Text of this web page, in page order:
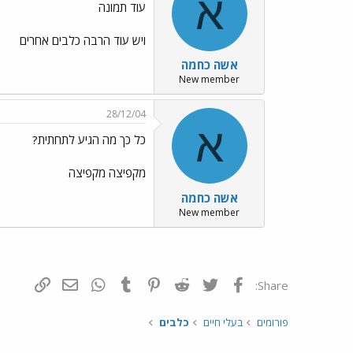
א
אשה כחמה
New member
עוד תמונה
ויש עוד הרבה כלבים אחרים
א
אשה כחמה
New member
28/12/04
כל כך מה הגיע לתחתית?
מקפיצה מקפיצה
Share: פייסבוק Twitter
Reddit
Pinterest
Tumblr
WhatsAppדואר אלקטרוני
פורומים בעלי חיים כלבים